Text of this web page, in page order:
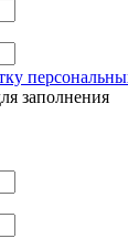
заполнения